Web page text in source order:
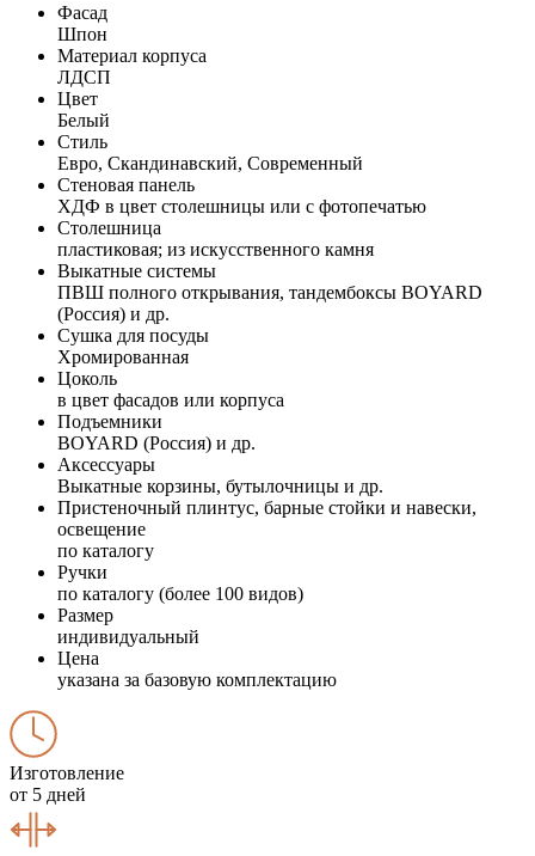
Фасад
Шпон
Материал корпуса
ЛДСП
Цвет
Белый
Стиль
Евро, Скандинавский, Современный
Стеновая панель
ХДФ в цвет столешницы или с фотопечатью
Столешница
пластиковая; из искусственного камня
Выкатные системы
ПВШ полного открывания, тандембоксы BOYARD
(Россия) и др.
Сушка для посуды
Хромированная
Цоколь
в цвет фасадов или корпуса
Подъемники
BOYARD (Россия) и др.
Аксессуары
Выкатные корзины, бутылочницы и др.
Пристеночный плинтус, барные стойки и навески,
освещение
по каталогу
Ручки
по каталогу (более 100 видов)
Размер
индивидуальный
Цена
указана за базовую комплектацию
Изготовление
от 5 дней